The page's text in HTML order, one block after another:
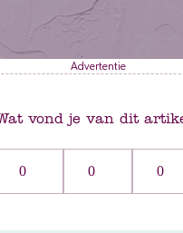
Advertentie
vond je van dit
0 0 0